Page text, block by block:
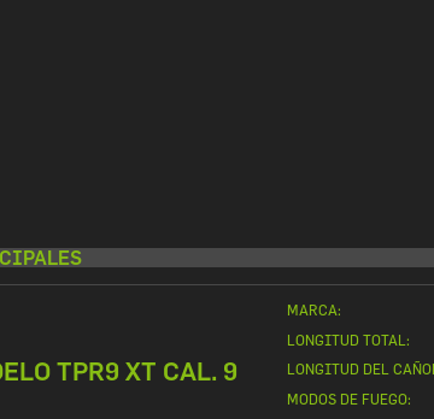
TPR9 XT CAL. 9
MARCA:
LONGITUD TOTAL:
LONGITUD DEL
MODOS DE FUEGO: